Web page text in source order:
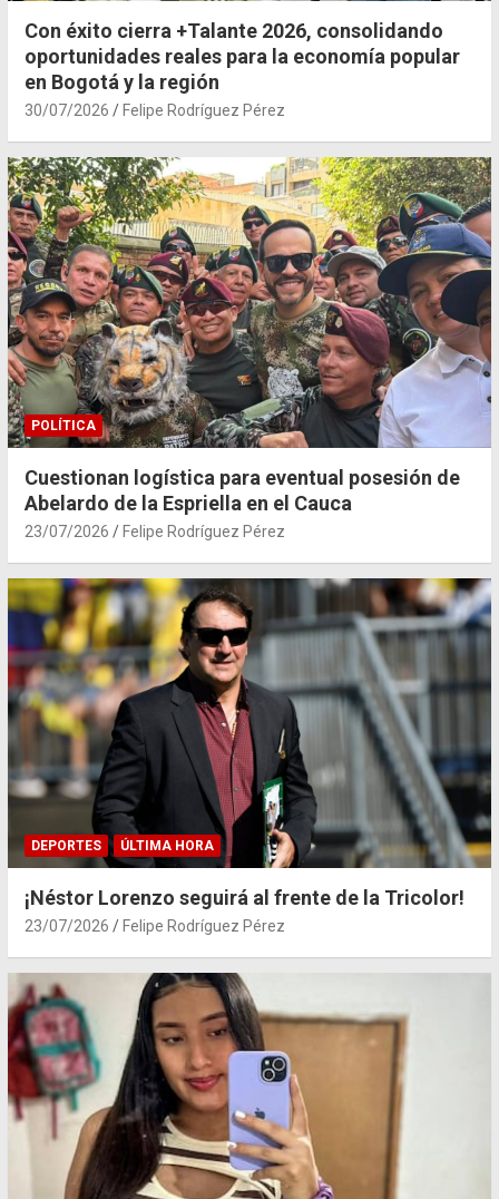
Con éxito cierra +Talante 2026, consolidando
oportunidades reales para la economía popular
en Bogotá y la región
30/07/2026 Felipe Rodríguez Pérez
POLÍTICA
Cuestionan logística para eventual posesión de
Abelardo de la Espriella en el Cauca
23/07/2026 Felipe Rodríguez Pérez
DEPORTES ÚLTIMA HORA
¡Néstor Lorenzo seguirá al frente de la Tricolor!
23/07/2026 Felipe Rodríguez Pérez